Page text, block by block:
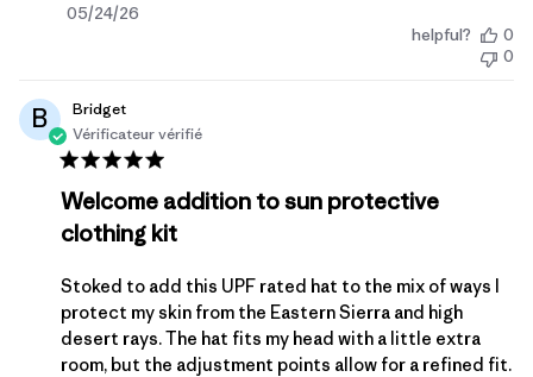
Date
05/24/26
helpful?
0
0
B
Bridget
Vérificateur vérifié
Welcome addition to sun protective
clothing kit
Stoked to add this UPF rated hat to the mix of ways I
protect my skin from the Eastern Sierra and high
desert rays. The hat fits my head with a little extra
room, but the adjustment points allow for a refined fit.